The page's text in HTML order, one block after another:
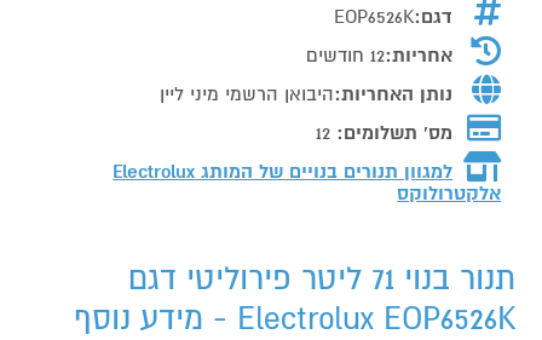
דגם:EOP6526K
אחריות:12 חודשים
נותן האחריות:היבואן הרשמי מיני ליין
מס' תשלומים: 12
למגוון תנורים בנויים של המותג Electrolux
אלקטרולוקס
תנור בנוי 71 ליטר פירוליטי דגם
Electrolux EOP6526K - מידע נוסף